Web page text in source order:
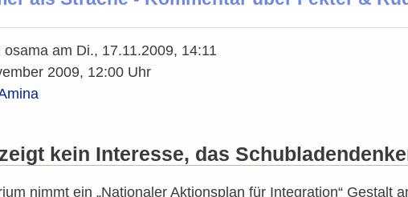
osama am Di., 17.11.2009, 14:11
2009, 12:00 Uhr
kein Interesse, das
nimmt ein „Nationaler Aktionsplan für Integration“ Gestalt